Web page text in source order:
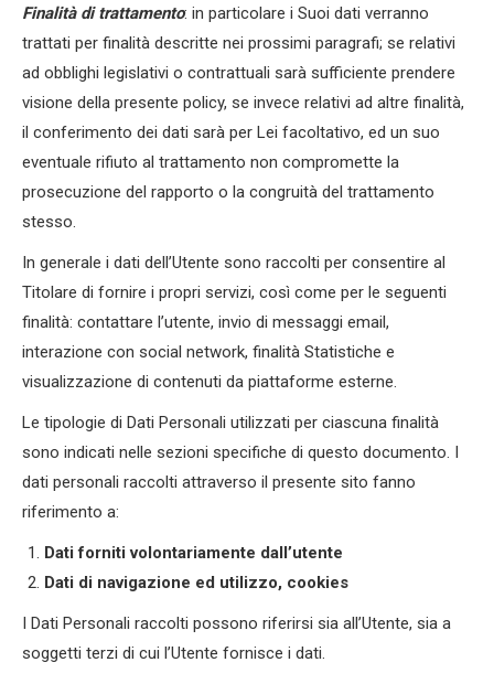
Finalità di trattamento: in particolare i Suoi dati verranno
trattati per finalità descritte nei prossimi paragrafi; se relativi
ad obblighi legislativi o contrattuali sarà sufficiente prendere
visione della presente policy, se invece relativi ad altre finalità,
il conferimento dei dati sarà per Lei facoltativo, ed un suo
eventuale rifiuto al trattamento non compromette la
prosecuzione del rapporto o la congruità del trattamento
stesso.
In generale i dati dell’Utente sono raccolti per consentire al
Titolare di fornire i propri servizi, così come per le seguenti
finalità: contattare l’utente, invio di messaggi email,
interazione con social network, finalità Statistiche e
visualizzazione di contenuti da piattaforme esterne.
Le tipologie di Dati Personali utilizzati per ciascuna finalità
sono indicati nelle sezioni specifiche di questo documento. I
dati personali raccolti attraverso il presente sito fanno
riferimento a:
Dati forniti volontariamente dall’utente
Dati di navigazione ed utilizzo, cookies
I Dati Personali raccolti possono riferirsi sia all’Utente, sia a
soggetti terzi di cui l’Utente fornisce i dati.